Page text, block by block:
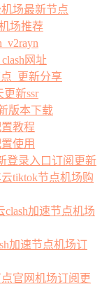
场最新节点
场推荐
网址
点_更新分享
更新ssr
版本下载
教程
使用
登录入口订阅更新
tiktok节点机场购
clash加速节点机场
加速节点机场订
官网机场订阅更